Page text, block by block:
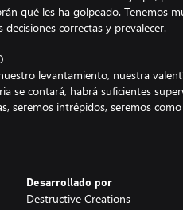
qué les ha golpeado. Tenemos
correctas y prevalecer.
levantamiento, nuestra
se contará, habrá suficientes
seremos intrépidos, seremos
Desarrollado por
Destructive Creations